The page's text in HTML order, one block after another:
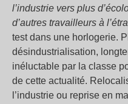
l’industrie vers plus
d’autres travailleurs à
test dans une horlogerie.
désindustrialisation,
inéluctable par la classe
de cette actualité.
l’industrie ou reprise en